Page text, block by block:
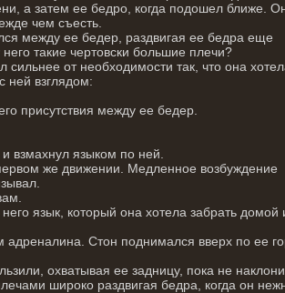
а затем ее бедро, когда подошел ближе.
чем съесть.
между ее бедер, раздвигая ее бедра еще
такие чертовски большие плечи?
сильнее от необходимости так, что она
ней взглядом:
присутствия между ее бедер.
взмахнул языком по ней.
же движении. Медленное возбуждение
язык, который она хотела забрать домой
Стон поднимался вверх по ее
охватывая ее задницу, пока не
широко раздвигая бедра, когда он